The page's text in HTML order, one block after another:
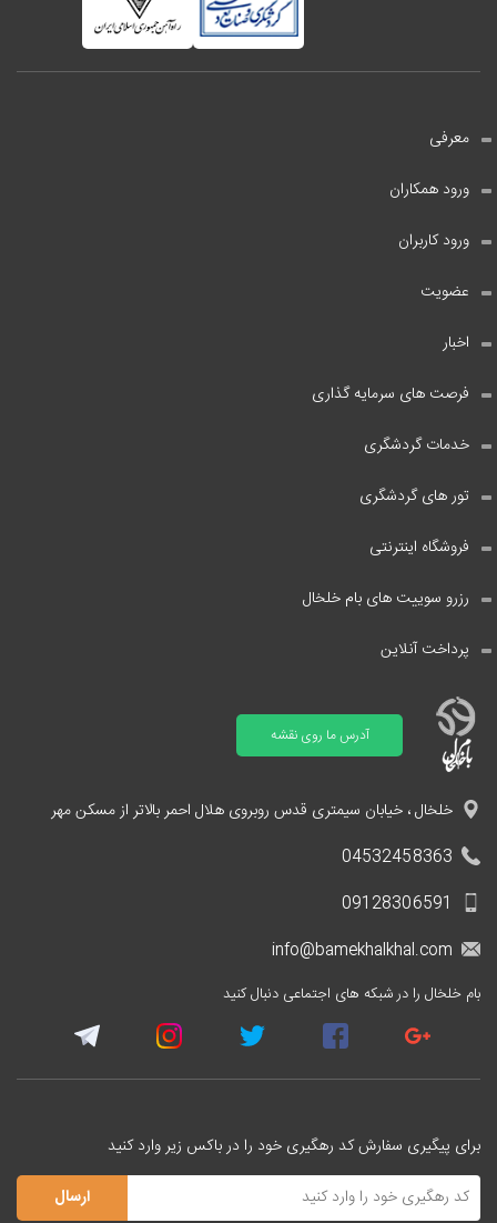
معرفی
ورود همکاران
ورود کاربران
عضویت
اخبار
فرصت های سرمایه گذاری
خدمات گردشگری
تور های گردشگری
فروشگاه اینترنتی
رزرو سوییت های بام خلخال
پرداخت آنلاین
آدرس ما روی نقشه
خلخال ، خیابان سیمتری قدس روبروی هلال احمر بالاتر از مسکن مهر
04532458363
09128306591
info@bamekhalkhal.com
بام خلخال را در شبکه های اجتماعی دنبال کنید
برای پیگیری سفارش کد رهگیری خود را در باکس زیر وارد کنید
ارسال